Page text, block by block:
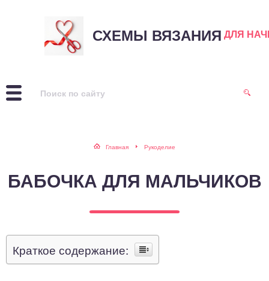
СХЕМЫ ВЯЗАНИЯ ДЛЯ
Главная Рукоделие
БАБОЧКА ДЛЯ МАЛЬЧИКОВ
Краткое содержание: